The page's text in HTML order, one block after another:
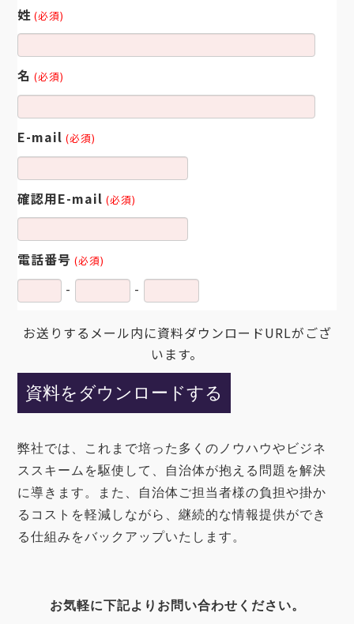
姓 (必須)
名 (必須)
E-mail (必須)
確認用E-mail (必須)
電話番号 (必須)
- -
お送りするメール内に資料ダウンロードURLがござ
います。
弊社では、これまで培った多くのノウハウやビジネ
ススキームを駆使して、自治体が抱える問題 を解決
に導きます。また
、自治体ご担当者様の負担や掛か
るコスト を軽減しながら、継続的な情報提供ができ
る仕組み をバックアップいたします。
お気軽に下記よりお問い合わせください。